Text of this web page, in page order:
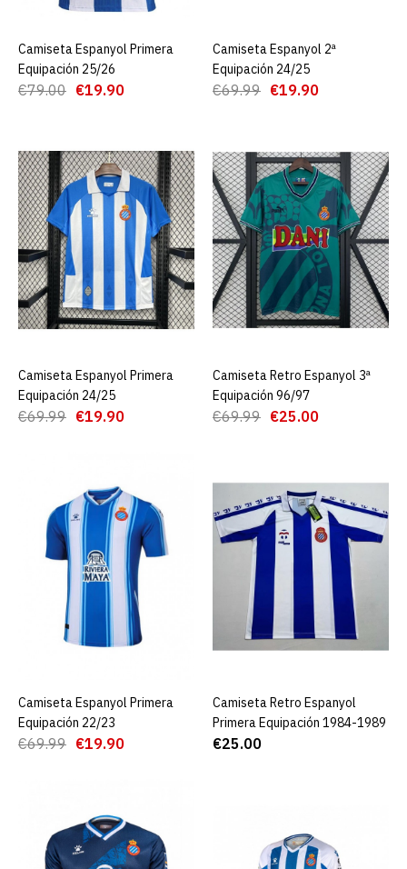
Camiseta Espanyol Blanco
25/26
€79.00 €19.90
AGREGAR AL CARRO
ADD TO COMPARE
ADD TO WISHLIST
Camiseta Espanyol Primera
Equipación 25/26
€79.00 €19.90
ADD TO COMPARE
ADD TO WISHLIST
Camiseta Espanyol 2ª
Equipación 24/25
€69.99 €19.90
ADD TO COMPARE
ADD TO WISHLIST
AGREGAR AL CARRO
Camiseta Espanyol Primera
Equipación 25/26
€79.00 €19.90
AGREGAR AL CARRO
Camiseta Espanyol 2ª
Equipación 24/25
€69.99 €19.90
AGREGAR AL CARRO
Camiseta Espanyol Primera
Equipación 24/25
€69.99 €19.90
AGREGAR AL CARRO
Camiseta Retro Espanyol 3ª
Equipación 96/97
€69.99 €25.00
AGREGAR AL CARRO
Camiseta Espanyol Primera
Equipación 22/23
€69.99 €19.90
AGREGAR AL CARRO
Camiseta Retro Espanyol
Primera Equipación 1984-1989
€25.00